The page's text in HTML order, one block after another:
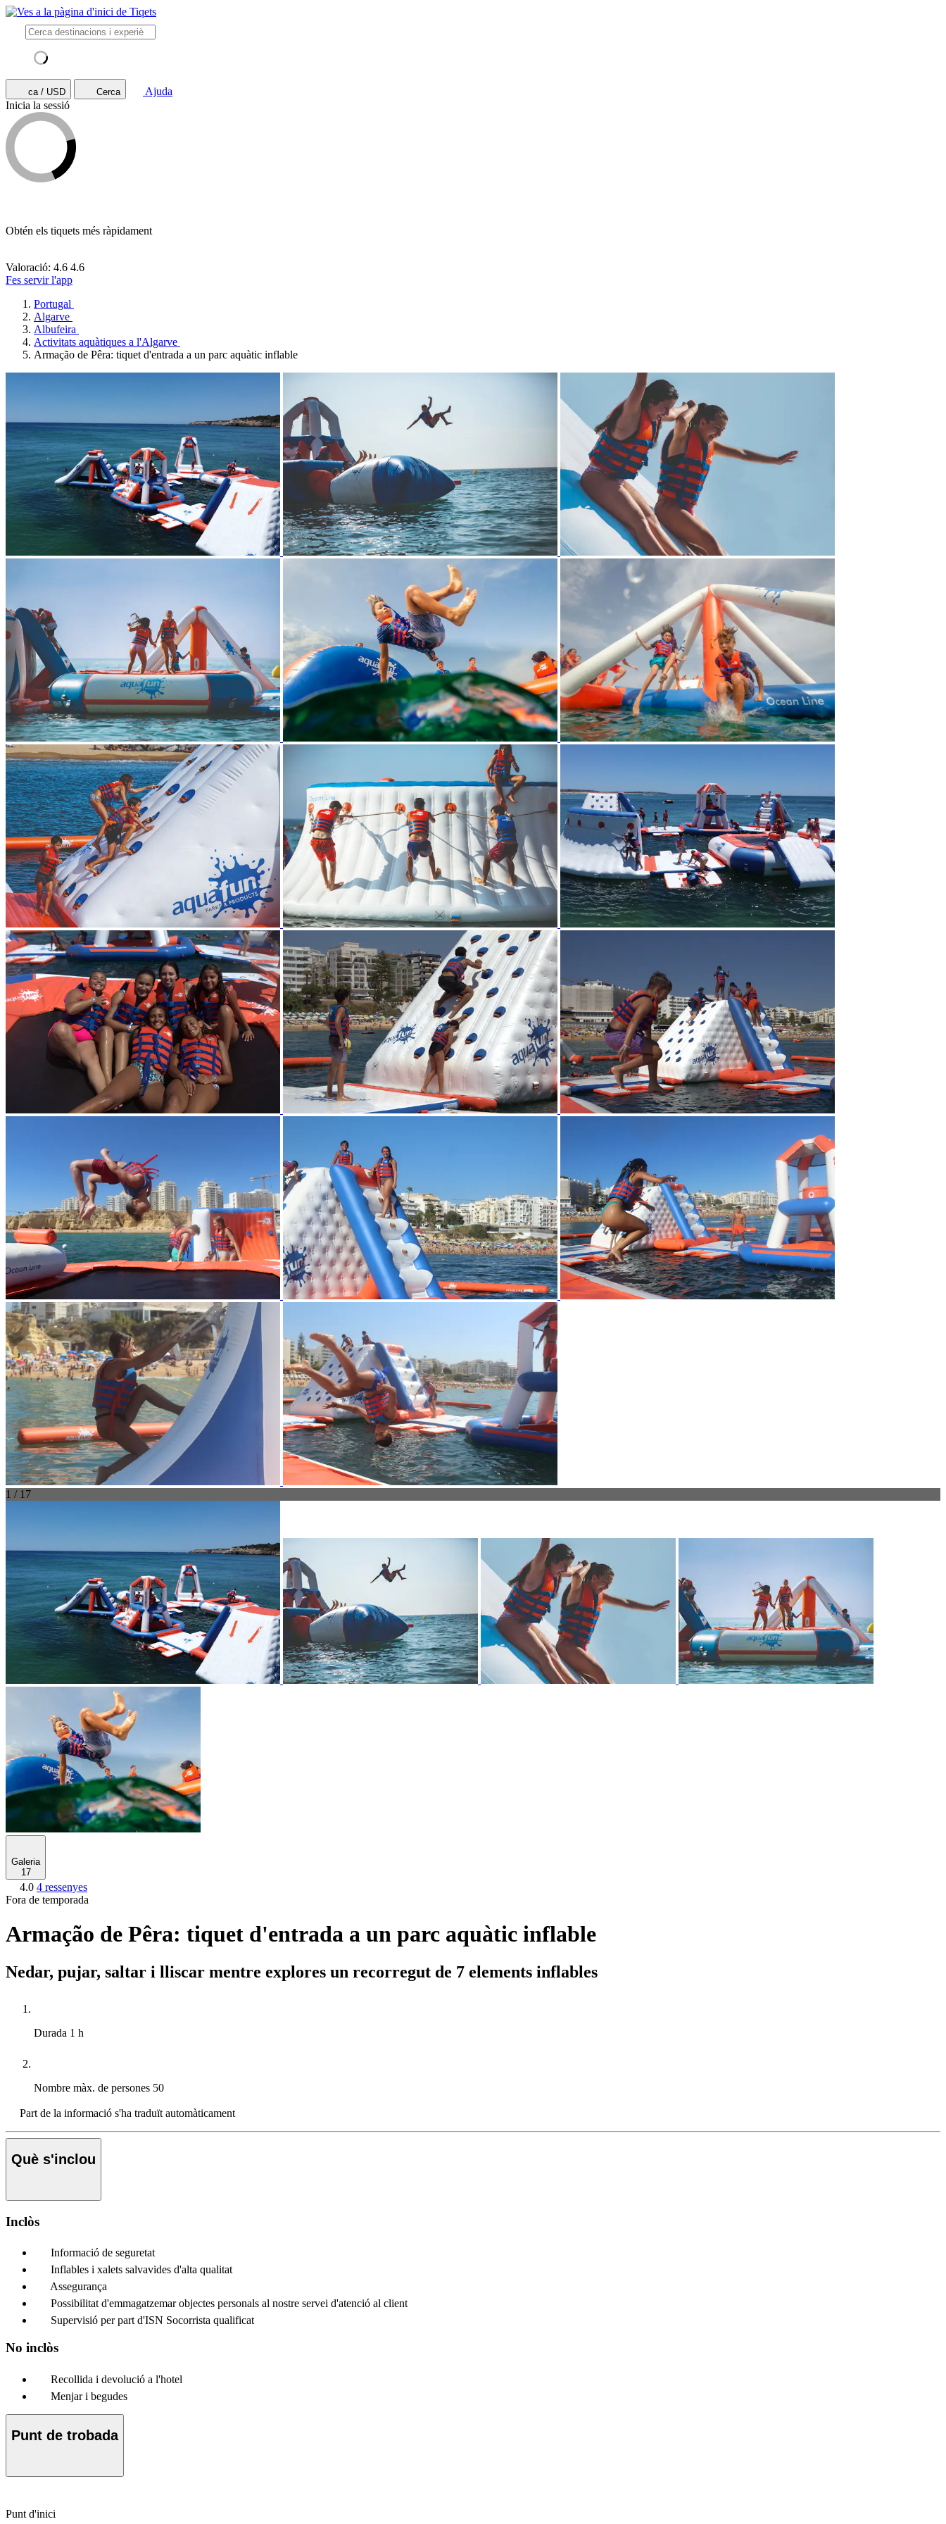
ca / USD Cerca
Ajuda
Inicia la sessió
Obtén els tiquets més ràpidament
Valoració: 4.6 4.6
Fes servir l'app
Portugal
Algarve
Albufeira
Activitats aquàtiques a l'Algarve
Armação de Pêra: tiquet d'entrada a un parc aquàtic inflable
1 / 17
Galeria
17
4.0 4 ressenyes
Fora de temporada
Armação de Pêra: tiquet d'entrada a un parc aquàtic inflable
Nedar, pujar, saltar i lliscar mentre explores un recorregut de 7 elements inflables
Durada 1 h
Nombre màx. de persones 50
Part de la informació s'ha traduït automàticament
Què s'inclou
Inclòs
Informació de seguretat
Inflables i xalets salvavides d'alta qualitat
Assegurança
Possibilitat d'emmagatzemar objectes personals al nostre servei d'atenció al client
Supervisió per part d'ISN Socorrista qualificat
No inclòs
Recollida i devolució a l'hotel
Menjar i begudes
Punt de trobada
Punt d'inici